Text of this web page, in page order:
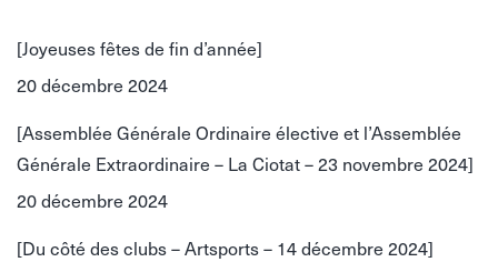
[Joyeuses fêtes de fin d’année]
20 décembre 2024
[Assemblée Générale Ordinaire élective et l’Assemblée
Générale Extraordinaire – La Ciotat – 23 novembre 2024]
20 décembre 2024
[Du côté des clubs – Artsports – 14 décembre 2024]